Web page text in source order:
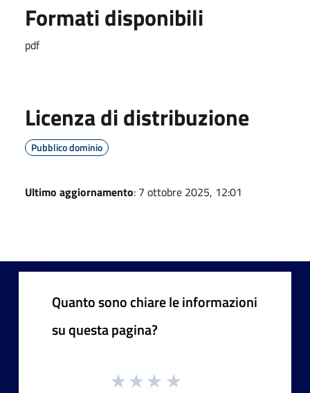
Formati disponibili
pdf
Licenza di distribuzione
Pubblico dominio
Ultimo aggiornamento: 7 ottobre 2025, 12:01
Quanto sono chiare le informazioni
su questa pagina?